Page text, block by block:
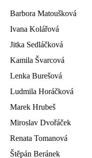
Barbora Matoušková
Ivana Kolářová
Jitka Sedláčková
Kamila Švarcová
Lenka Burešová
Ludmila Horáčková
Marek Hrubeš
Miroslav Dvořáček
Renata Tomanová
Štěpán Beránek